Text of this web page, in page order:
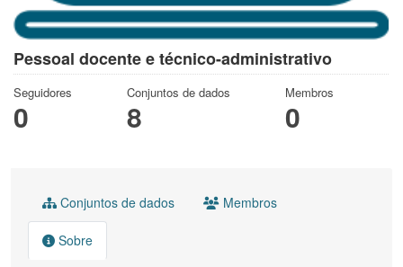
Pessoal docente e técnico-administrativo
Seguidores
0
Conjuntos de dados
8
Membros
0
Conjuntos de dados Membros
Sobre